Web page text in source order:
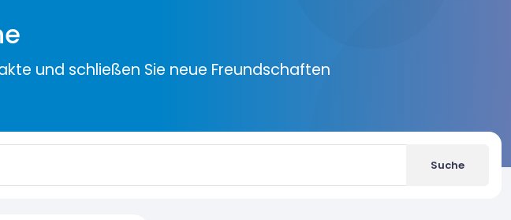
und schließen Sie neue Freundschaften
Suche